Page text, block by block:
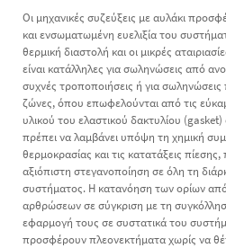
Οι μηχανικές συζεύξεις με αυλάκι
και ενσωματωμένη ευελιξία του
θερμική διαστολή και οι μικρές
είναι κατάλληλες για σωληνώσεις από
συχνές τροποποιήσεις ή για σωληνώσεις
ζώνες, όπου επωφελούνται από τις
υλικού του ελαστικού δακτυλίου (gasket)
πρέπει να λαμβάνει υπόψη τη χημική
θερμοκρασίας και τις κατατάξεις
αξιόπιστη στεγανοποίηση σε όλη τη
συστήματος. Η κατανόηση των ορίων
αρθρώσεων σε σύγκριση με τη
εφαρμογή τους σε συστατικά του
προσφέρουν πλεονεκτήματα χωρίς να